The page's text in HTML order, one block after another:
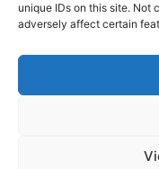
unique IDs on this site. Not
adversely affect certain
© 2026 France